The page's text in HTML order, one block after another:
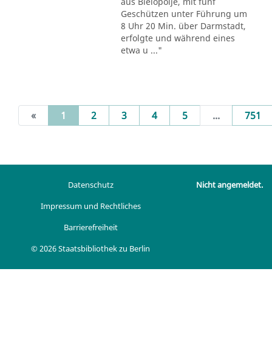
Geschützen unter Führung um
8 Uhr 20 Min. über Darmstadt,
erfolgte und während eines
etwa u ..."
« 1 (current)
2 3 4 5 ... 751
Datenschutz
Impressum und Rechtliches
Barrierefreiheit
© 2026 Staatsbibliothek zu Berlin
Nicht angemeldet.